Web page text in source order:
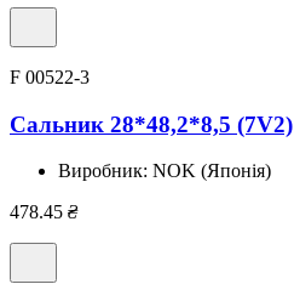
F 00522-3
Сальник 28*48,2*8,5 (7V2)
Виробник: NOK (Японія)
478.45 ₴